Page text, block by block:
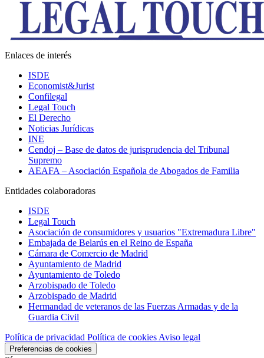
Enlaces de interés
ISDE
Economist&Jurist
Confilegal
Legal Touch
El Derecho
Noticias Jurídicas
INE
Cendoj – Base de datos de jurisprudencia del Tribunal
Supremo
AEAFA – Asociación Española de Abogados de Familia
Entidades colaboradoras
ISDE
Legal Touch
Asociación de consumidores y usuarios "Extremadura Libre"
Embajada de Belarús en el Reino de España
Cámara de Comercio de Madrid
Ayuntamiento de Madrid
Ayuntamiento de Toledo
Arzobispado de Toledo
Arzobispado de Madrid
Hermandad de veteranos de las Fuerzas Armadas y de la
Guardia Civil
Política de privacidad Política de cookies Aviso legal
Preferencias de cookies